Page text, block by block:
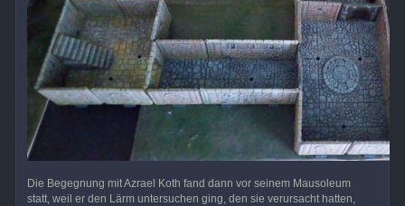
Die Begegnung mit Azrael Koth fand dann vor seinem Mausoleum
statt, weil er den Lärm untersuchen ging, den sie verursacht hatten,